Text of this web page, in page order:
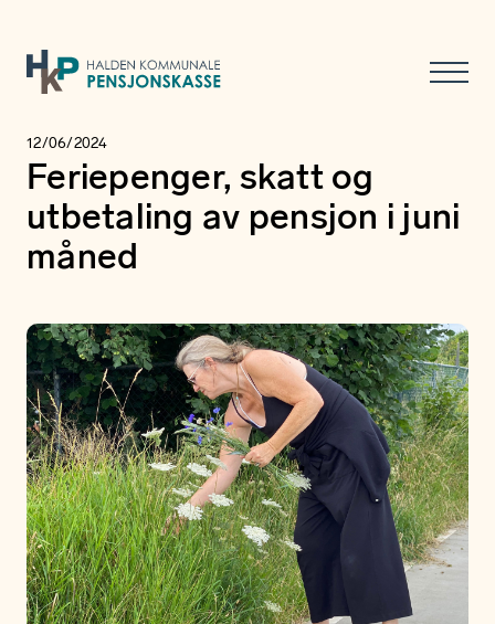
12/06/2024
Feriepenger, skatt og
utbetaling av pensjon i juni
måned